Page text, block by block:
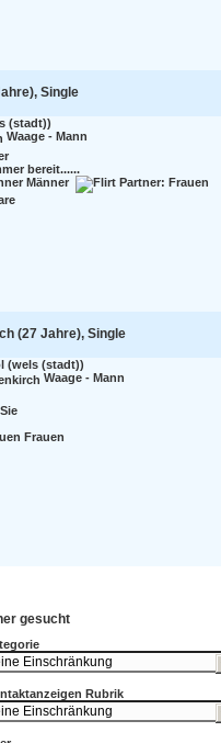
Single
(stadt))
Waage - Mann
bereit......
Männer
(27 Jahre), Single
(wels (stadt))
Waage - Mann
Frauen
gesucht
Rubrik